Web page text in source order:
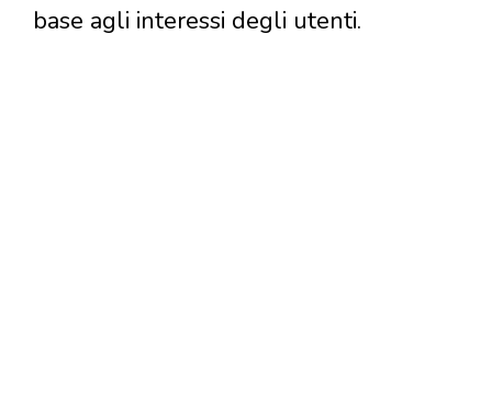
base agli interessi degli utenti.